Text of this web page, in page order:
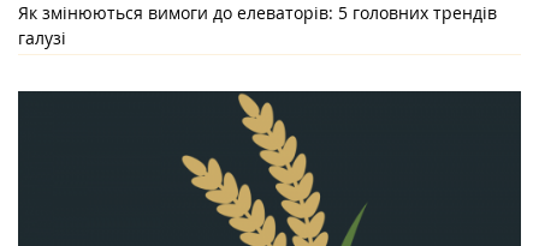
Як змінюються вимоги до елеваторів: 5 головних трендів
галузі